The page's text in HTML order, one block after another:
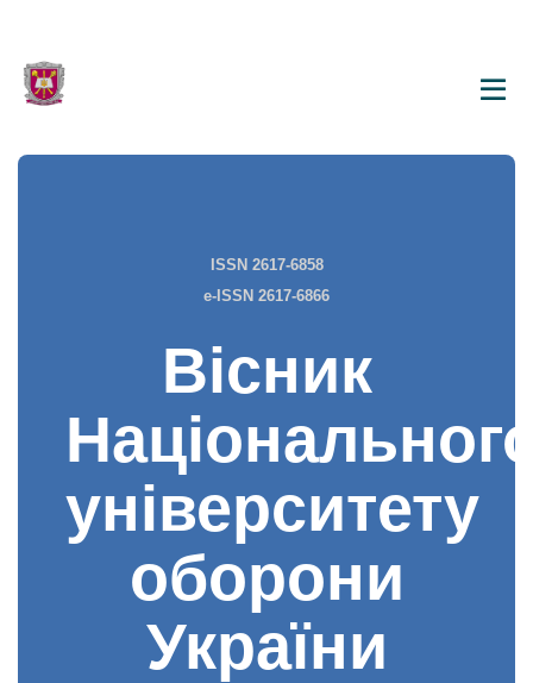
ISSN 2617-6858
e-ISSN 2617-6866
Вісник
університету
оборони
України